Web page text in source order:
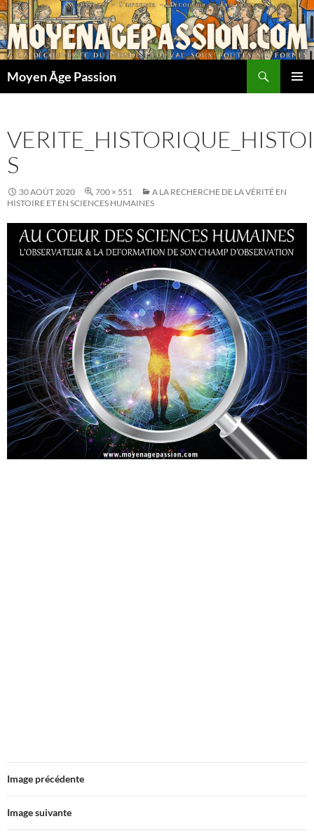
Aller
au
contenu
Moyen Âge Passion
S
30 AOÛT 2020 700 × 551
A LA RECHERCHE DE LA VÉRITÉ EN
HISTOIRE ET EN SCIENCES HUMAINES
Image précédente
Image suivante